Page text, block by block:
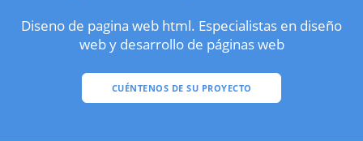
Diseno de pagina web html. Especialistas en diseño
web y desarrollo de páginas web
CUÉNTENOS DE SU PROYECTO